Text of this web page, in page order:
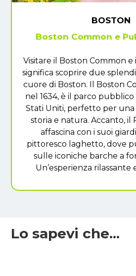
BOSTON
Boston Common e
Visitare il Boston Common
significa scoprire due
cuore di Boston. Il Boston
nel 1634, è il parco
Stati Uniti, perfetto per una
storia e natura. Accanto, il
affascina con i suoi
pittoresco laghetto, dove
sulle iconiche barche a
Un’esperienza rilassante
Lo sapevi che...